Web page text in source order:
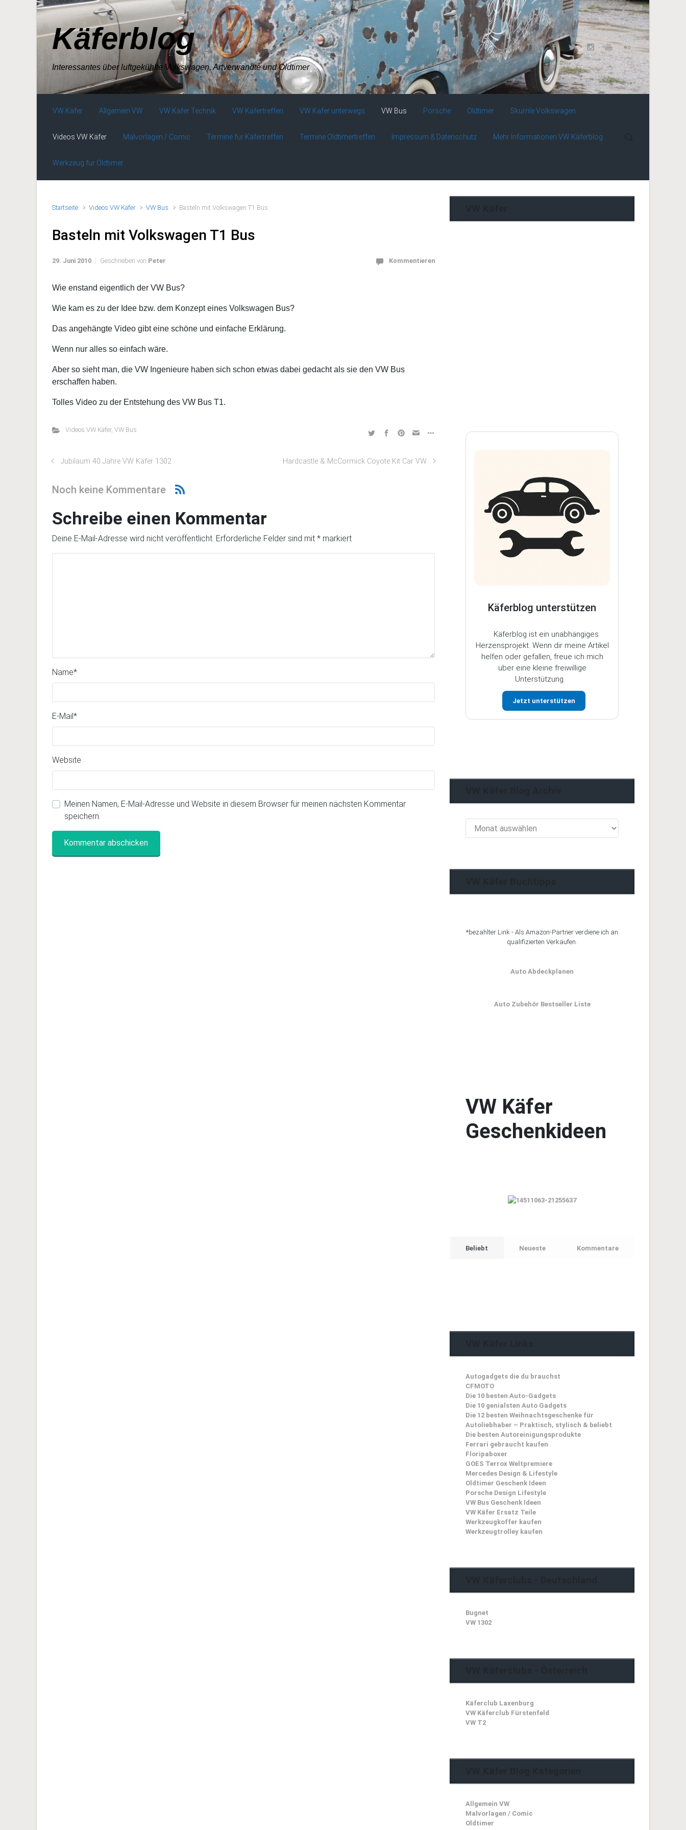
Zum Hauptinhalt springen
Käferblog
Interessantes über luftgekühlte Volkswagen, Artverwandte und Oldtimer
VW Käfer Allgemein VW VW Käfer Technik VW Käfertreffen VW Käfer unterwegs VW Bus Porsche Oldtimer Skurrile Volkswagen
Videos VW Käfer Malvorlagen / Comic Termine für Käfertreffen Termine Oldtimertreffen Impressum & Datenschutz Mehr Informationen VW Käferblog
Werkzeug für Oldtimer
Startseite Videos VW Käfer VW Bus Basteln mit Volkswagen T1 Bus
Basteln mit Volkswagen T1 Bus
29. Juni 2010 Geschrieben von Peter Kommentieren
Wie enstand eigentlich der VW Bus?
Wie kam es zu der Idee bzw. dem Konzept eines Volkswagen Bus?
Das angehängte Video gibt eine schöne und einfache Erklärung.
Wenn nur alles so einfach wäre.
Aber so sieht man, die VW Ingenieure haben sich schon etwas dabei gedacht als sie den VW Bus
erschaffen haben.
Tolles Video zu der Entstehung des VW Bus T1.
Videos VW Käfer, VW Bus
Jubiläum 40 Jahre VW Käfer 1302 Hardcastle & McCormick Coyote Kit Car VW
Noch keine Kommentare
Schreibe einen Kommentar
Deine E-Mail-Adresse wird nicht veröffentlicht. Erforderliche Felder sind mit * markiert
Name*
E-Mail *
Website
Meinen Namen, E-Mail-Adresse und Website in diesem Browser für meinen nächsten Kommentar
speichern.
Käferblog unterstützen
Käferblog ist ein unabhängiges
Herzensprojekt. Wenn dir meine Artikel
helfen oder gefallen, freue ich mich
über eine kleine freiwillige
Unterstützung.
Jetzt unterstützen
Käfer
*bezahlter Link - Als Amazon-Partner verdiene ich an
qualifizierten Verkäufen.
Auto Abdeckplanen
Auto Zubehör Bestseller Liste
VW Käfer
Geschenkideen
Beliebt Neueste Kommentare
Autogadgets die du brauchst
CFMOTO
Die 10 besten Auto-Gadgets
Die 10 genialsten Auto Gadgets
Die 12 besten Weihnachtsgeschenke für
Autoliebhaber – Praktisch, stylisch & beliebt
Die besten Autoreinigungsprodukte
Ferrari gebraucht kaufen
Floripaboxer
GOES Terrox Weltpremiere
Mercedes Design & Lifestyle
Oldtimer Geschenk Ideen
Porsche Design Lifestyle
VW Bus Geschenk Ideen
VW Käfer Ersatz Teile
Werkzeugkoffer kaufen
Werkzeugtrolley kaufen
Bugnet
VW 1302
Käferclub Laxenburg
VW Käferclub Fürstenfeld
VW T2
Allgemein VW
Malvorlagen / Comic
Oldtimer